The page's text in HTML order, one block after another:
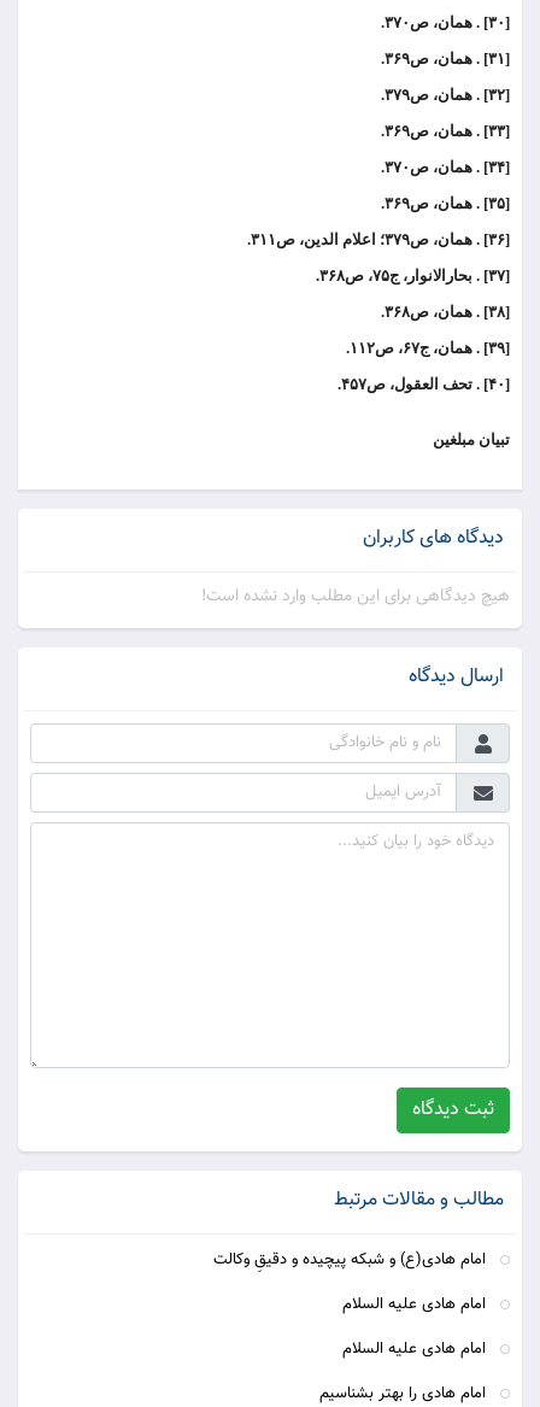
[۳۰] . همان، ص۳۷۰.
[۳۱] . همان، ص۳۶۹.
[۳۲] . همان، ص۳۷۹.
[۳۳] . همان، ص۳۶۹.
[۳۴] . همان، ص۳۷۰.
[۳۵] . همان، ص۳۶۹.
[۳۶] . همان، ص۳۷۹؛ اعلام الدین، ص۳۱۱.
[۳۷] . بحارالانوار، ج۷۵، ص۳۶۸.
[۳۸] . همان، ص۳۶۸.
[۳۹] . همان، ج۶۷، ص۱۱۲.
[۴۰] . تحف العقول، ص۴۵۷.
تبیان مبلغین
دیدگاه های کاربران
هیچ دیدگاهی برای این مطلب وارد نشده است!
ارسال دیدگاه
ثبت دیدگاه
مطالب و مقالات مرتبط
امام هادی(ع) و شبکه پیچیده و دقیقِ وکالت
امام هادی علیه السلام
امام هادی علیه السلام
امام هادی را بهتر بشناسیم